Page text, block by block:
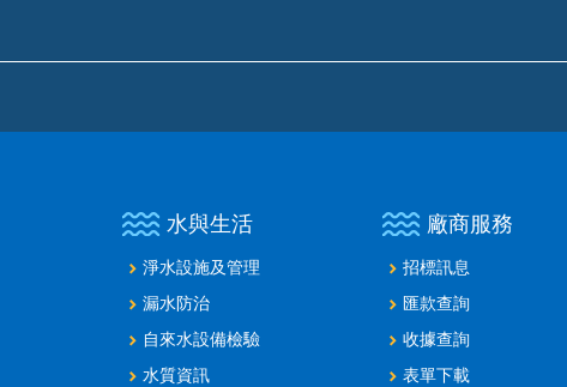
水與生活
淨水設施及管理
漏水防治
自來水設備檢驗
水質資訊
廠商服務
招標訊息
匯款查詢
收據查詢
表單下載